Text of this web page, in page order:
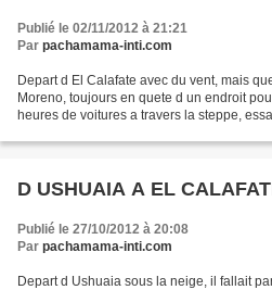
Publié le 02/11/2012 à 21:21
Par pachamama-inti.com
Depart d El Calafate avec du vent, mais
Moreno, toujours en quete d un endroit
heures de voitures a travers la steppe,
D USHUAIA A EL
Publié le 27/10/2012 à 20:08
Par pachamama-inti.com
Depart d Ushuaia sous la neige, il fallait